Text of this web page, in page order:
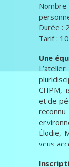
Durée :
Tarif :
Une
CHPM,
et de
Élodie,
vous